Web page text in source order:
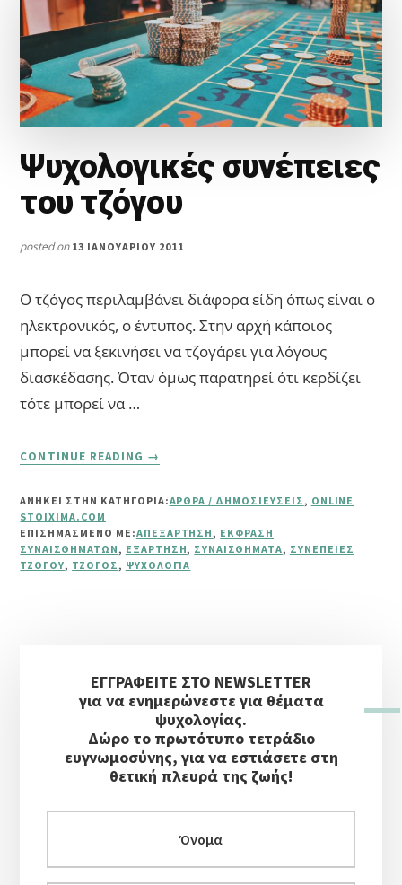
Ψυχολογικές συνέπειες
του τζόγου
posted on 13 ΙΑΝΟΥΑΡΊΟΥ 2011
Ο τζόγος περιλαμβάνει διάφορα είδη όπως είναι ο
ηλεκτρονικός, ο έντυπος. Στην αρχή κάποιος
μπορεί να ξεκινήσει να τζογάρει για λόγους
διασκέδασης. Όταν όμως παρατηρεί ότι κερδίζει
τότε μπορεί να …
CONTINUE READING
ΨΥΧΟΛΟΓΙΚΈΣ
ΤΟΥ
ΤΖΌΓΟΥ
→
ΑΝΗΚΕΙ ΣΤΗΝ ΚΑΤΗΓΟΡΙΑ:ΆΡΘΡΑ / ΔΗΜΟΣΙΕΎΣΕΙΣ, ONLINE
STOIXIMA.COM
ΕΠΙΣΗΜΑΣΜΈΝΟ ΜΕ:ΑΠΕΞΆΡΤΗΣΗ, ΈΚΦΡΑΣΗ
ΣΥΝΑΙΣΘΗΜΆΤΩΝ, ΕΞΆΡΤΗΣΗ, ΣΥΝΑΙΣΘΉΜΑΤΑ, ΣΥΝΈΠΕΙΕΣ
ΤΖΌΓΟΥ, ΤΖΌΓΟΣ, ΨΥΧΟΛΟΓΊΑ
ΠλευρικήΕΓΓΡΑΦΕΙΤΕ ΣΤΟ NEWSLETTER
για να ενημερώνεστε για θέματα
ψυχολογίας.
Δώρο το πρωτότυπο τετράδιο
ευγνωμοσύνης, για να εστιάσετε στη
θετική πλευρά της ζωής!